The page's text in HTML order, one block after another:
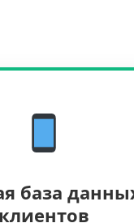
база
клиентов